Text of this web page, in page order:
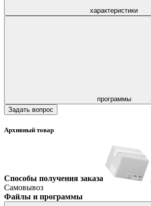
характеристики
программы
Задать вопрос
Архивный товар
Способы получения заказа
Самовывоз
Файлы и программы